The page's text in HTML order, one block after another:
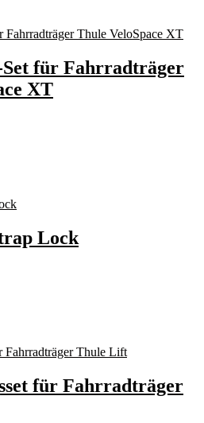
für Fahrradträger
XT
Lock
für Fahrradträger